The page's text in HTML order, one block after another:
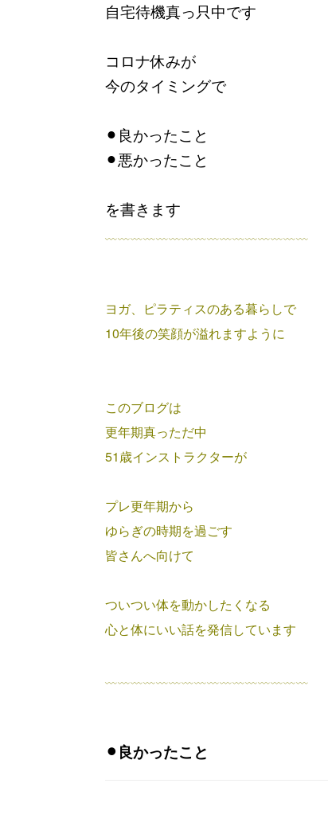
自宅待機真っ只中です
コロナ休みが
今のタイミングで
⚫︎良かったこと
⚫︎悪かったこと
を書きます
﹏﹏﹏﹏﹏﹏﹏﹏﹏﹏﹏﹏﹏﹏﹏﹏
ヨガ、ピラティスのある暮らしで
10年後の笑顔が溢れますように
このブログは
更年期真っただ中
51歳インストラクターが
プレ更年期から
ゆらぎの時期を過ごす
皆さんへ向けて
ついつい体を動かしたくなる
心と体にいい話を発信しています
﹏﹏﹏﹏﹏﹏﹏﹏﹏﹏﹏﹏﹏﹏﹏﹏
⚫︎良かったこと